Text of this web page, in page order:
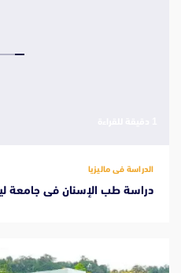
الدراسة فى ماليزيا
دراسة طب الإسنان فى جامعة